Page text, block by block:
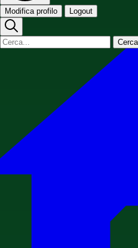
Modifica profilo Logout
Cerca